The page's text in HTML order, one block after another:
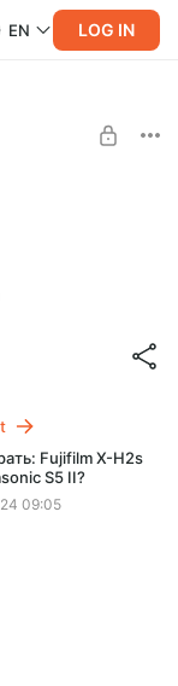
EN LOG IN
и фото:
обработки
%
only.
Fujifilm X-H2s
S5 II?
09:05